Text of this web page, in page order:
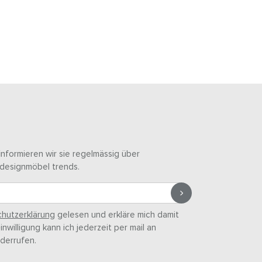
wir sie regelmässig über
trends.
gelesen und erkläre mich damit
kann ich jederzeit per mail an